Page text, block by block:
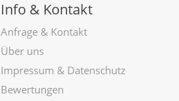
Info & Kontakt
Anfrage & Kontakt
Über uns
Impressum & Datenschutz
Bewertungen